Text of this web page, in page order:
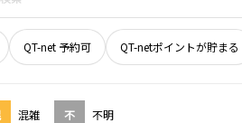
QT-net 予約可 QT-netポイントが貯まる
混雑 不 不明